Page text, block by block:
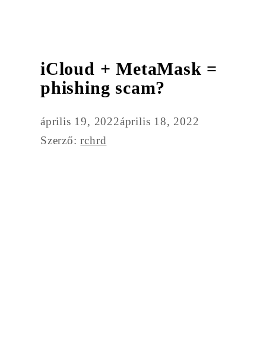
iCloud + MetaMask =
phishing scam?
április 19, 2022április 18, 2022
Szerző:rchrd